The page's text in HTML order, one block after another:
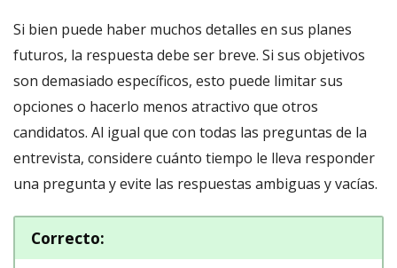
Si bien puede haber muchos detalles en sus planes
futuros, la respuesta debe ser breve. Si sus objetivos
son demasiado específicos, esto puede limitar sus
opciones o hacerlo menos atractivo que otros
candidatos. Al igual que con todas las preguntas de la
entrevista, considere cuánto tiempo le lleva responder
una pregunta y evite las respuestas ambiguas y vacías.
Correcto: